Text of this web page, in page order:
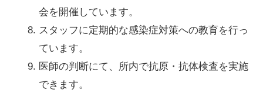
会を開催しています。
スタッフに定期的な感染症対策への教育を行っ
ています。
医師の判断にて、所内で抗原・抗体検査を実施
できます。